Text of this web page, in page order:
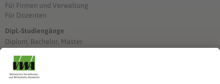
Für Firmen und Verwaltung
Für Dozenten
Dipl.-Studiengänge
Diplom, Bachelor, Master
Stimmen unserer Absolventinnen und Absolventen